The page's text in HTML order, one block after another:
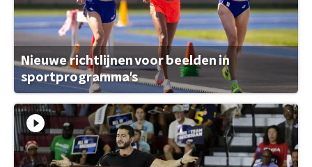
Nieuwe richtlijnen voor beelden in
sportprogramma's